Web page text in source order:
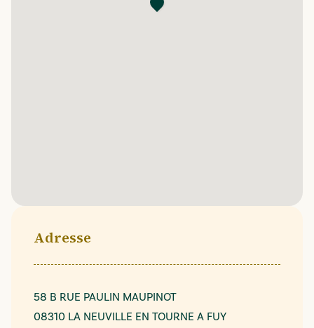
Adresse
58 B RUE PAULIN MAUPINOT
08310 LA NEUVILLE EN TOURNE A FUY